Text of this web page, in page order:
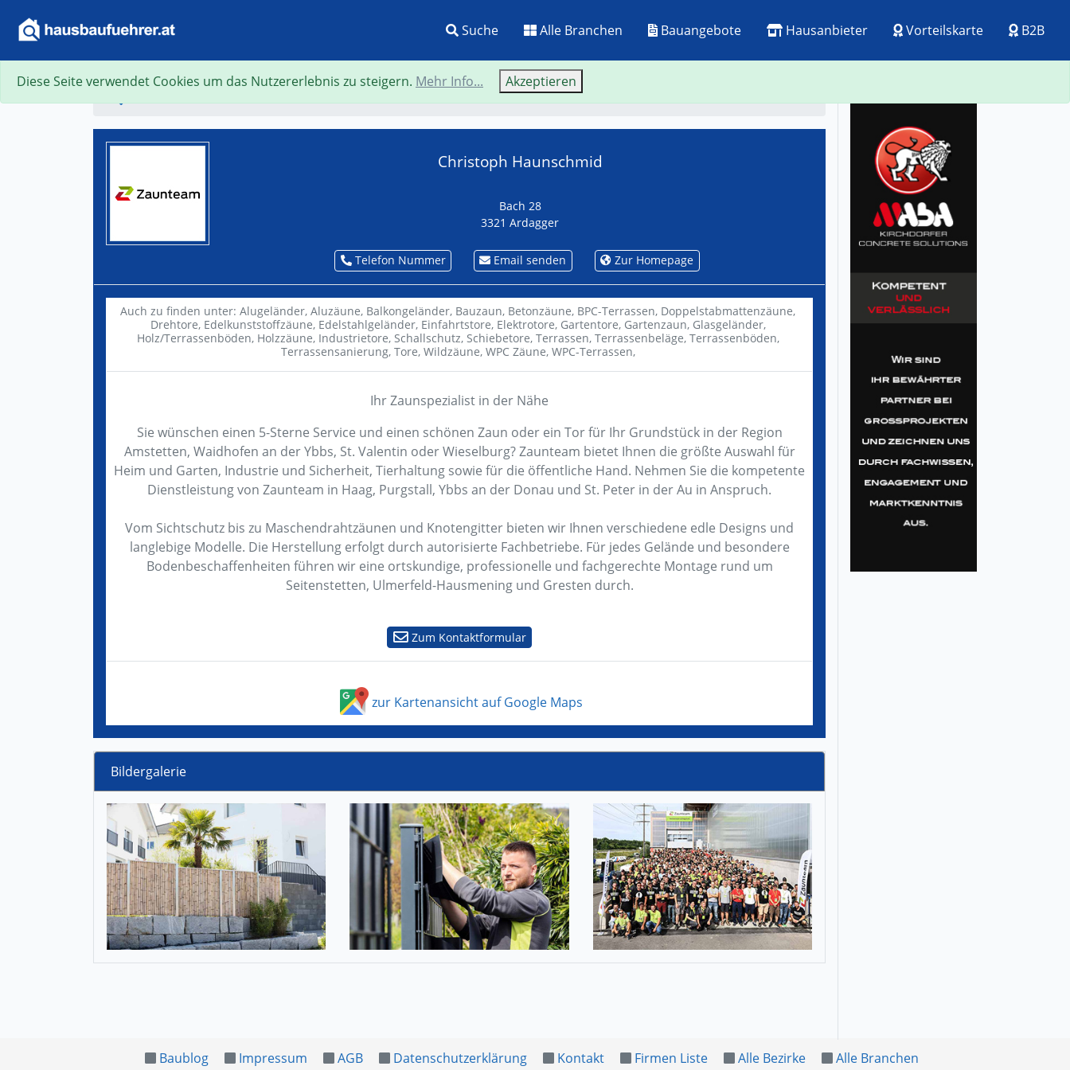
Suche Alle Branchen Bauangebote Hausanbieter Vorteilskarte B2B
Christoph Haunschmid
Bach 28
3321 Ardagger
Telefon Nummer Email senden Zur Homepage
Auch zu finden unter: Alugeländer, Aluzäune, Balkongeländer, Bauzaun, Betonzäune, BPC-Terrassen, Doppelstabmattenzäune,
Drehtore, Edelkunststoffzäune, Edelstahlgeländer, Einfahrtstore, Elektrotore, Gartentore, Gartenzaun, Glasgeländer,
Holz/Terrassenböden, Holzzäune, Industrietore, Schallschutz, Schiebetore, Terrassen, Terrassenbeläge, Terrassenböden,
Terrassensanierung, Tore, Wildzäune, WPC Zäune, WPC-Terrassen,
Ihr Zaunspezialist in der Nähe
Sie wünschen einen 5-Sterne Service und einen schönen Zaun oder ein Tor für Ihr Grundstück in der Region
Amstetten, Waidhofen an der Ybbs, St. Valentin oder Wieselburg? Zaunteam bietet Ihnen die größte Auswahl für
Heim und Garten, Industrie und Sicherheit, Tierhaltung sowie für die öffentliche Hand. Nehmen Sie die kompetente
Dienstleistung von Zaunteam in Haag, Purgstall, Ybbs an der Donau und St. Peter in der Au in Anspruch.
Vom Sichtschutz bis zu Maschendrahtzäunen und Knotengitter bieten wir Ihnen verschiedene edle Designs und
langlebige Modelle. Die Herstellung erfolgt durch autorisierte Fachbetriebe. Für jedes Gelände und besondere
Bodenbeschaffenheiten führen wir eine ortskundige, professionelle und fachgerechte Montage rund um
Seitenstetten, Ulmerfeld-Hausmening und Gresten durch.
Zum Kontaktformular
zur Kartenansicht auf Google Maps
Bildergalerie
Baublog Impressum AGB Datenschutzerklärung Kontakt Firmen Liste Alle Bezirke Alle Branchen
Diese Seite verwendet Cookies um das Nutzererlebnis zu steigern. Mehr Info... Akzeptieren